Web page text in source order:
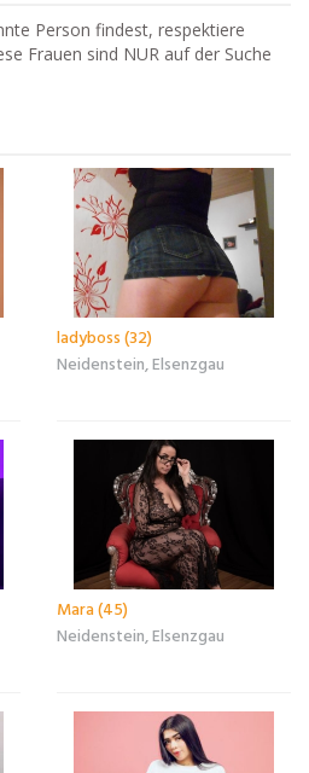
Person findest, respektiere
Frauen sind NUR auf der Suche
ladyboss (32)
Neidenstein, Elsenzgau
Mara (45)
Neidenstein, Elsenzgau